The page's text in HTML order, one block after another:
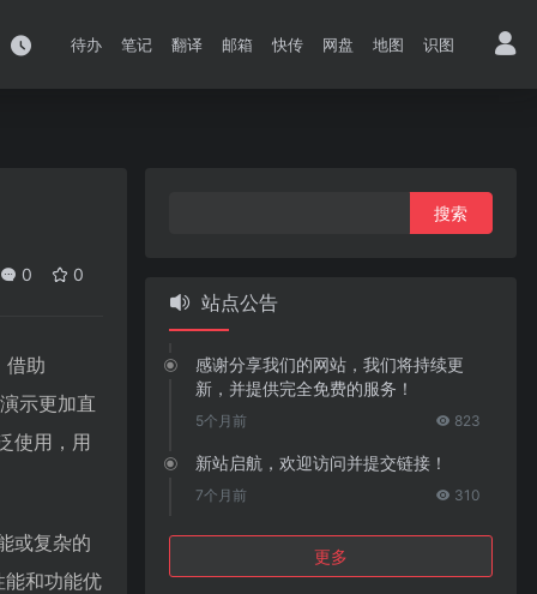
待办 笔记 翻译 邮箱 快传 网盘 地图 识图
0 0
借助
示更加直
使用，用
或复杂的
和功能优
站点公告
感谢分享我们的网站，我们将持续更
新，并提供完全免费的服务！
5个月前 823
新站启航，欢迎访问并提交链接！
7个月前 310
更多